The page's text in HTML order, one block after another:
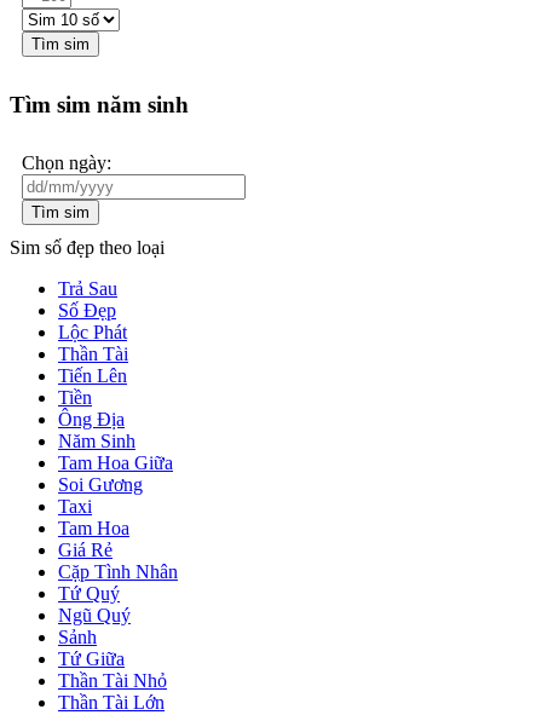
Tìm sim
Tìm sim năm sinh
Chọn ngày:
Tìm sim
Sim số đẹp theo loại
Trả Sau
Số Đẹp
Lộc Phát
Thần Tài
Tiến Lên
Tiền
Ông Địa
Năm Sinh
Tam Hoa Giữa
Soi Gương
Taxi
Tam Hoa
Giá Rẻ
Cặp Tình Nhân
Tứ Quý
Ngũ Quý
Sảnh
Tứ Giữa
Thần Tài Nhỏ
Thần Tài Lớn